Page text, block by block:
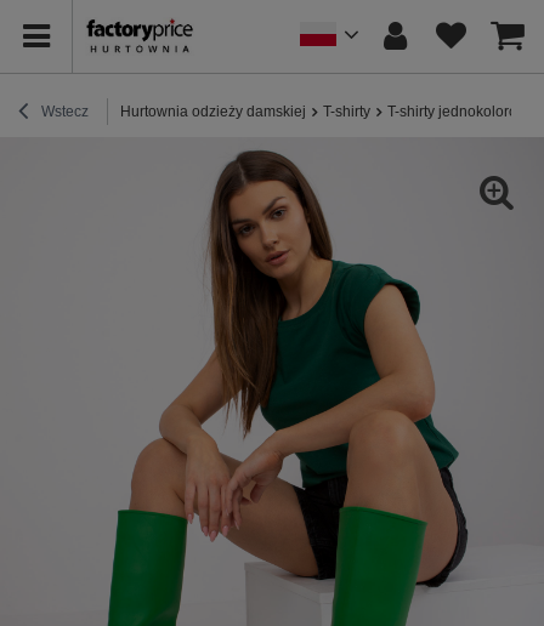
Wstecz Hurtownia odzieży damskiej T-shirty T-shirty jednokolorowe